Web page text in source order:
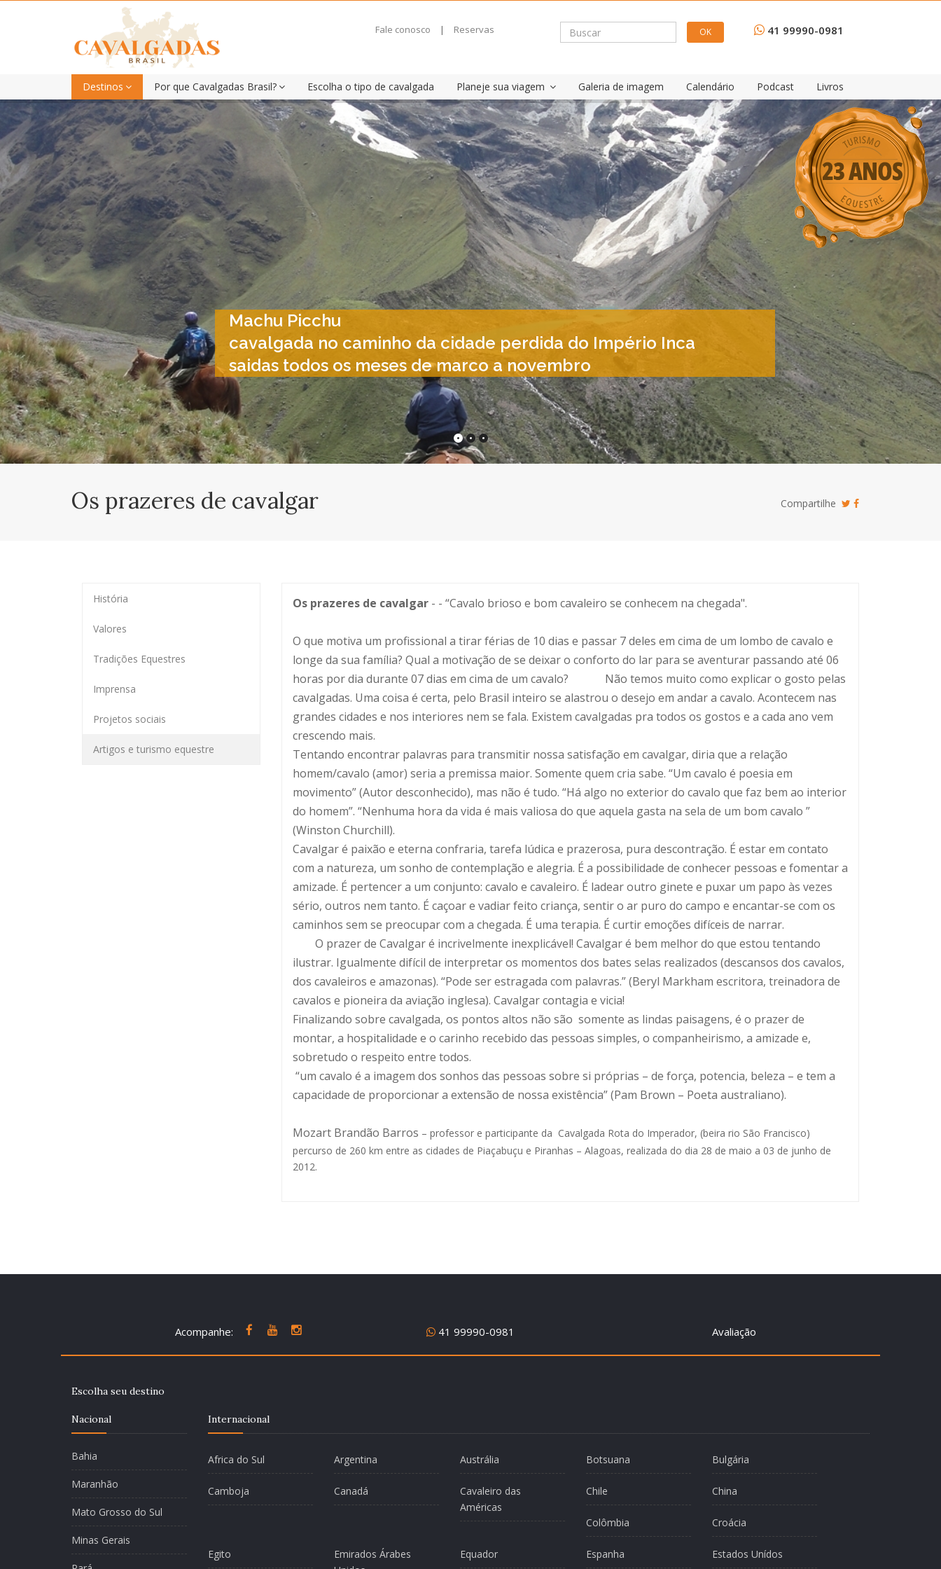
Fale conosco | Reservas 41 99990-0981
Destinos Por que Cavalgadas Brasil? Escolha o tipo de cavalgada Planeje sua viagem Galeria de imagem Calendário Podcast Livros
Machu Picchu
cavalgada no caminho da cidade perdida do Império Inca
saidas todos os meses de marco a novembro
Os prazeres de cavalgar Compartilhe
História
Valores
Tradições Equestres
Imprensa
Projetos sociais
Artigos e turismo equestre
Os prazeres de cavalgar - - “Cavalo brioso e bom cavaleiro se conhecem na chegada".
O que motiva um profissional a tirar férias de 10 dias e passar 7 deles em cima de um lombo de cavalo e
longe da sua família? Qual a motivação de se deixar o conforto do lar para se aventurar passando até 06
horas por dia durante 07 dias em cima de um cavalo? Não temos muito como explicar o gosto pelas
cavalgadas. Uma coisa é certa, pelo Brasil inteiro se alastrou o desejo em andar a cavalo. Acontecem nas
grandes cidades e nos interiores nem se fala. Existem cavalgadas pra todos os gostos e a cada ano vem
crescendo mais.
Tentando encontrar palavras para transmitir nossa satisfação em cavalgar, diria que a relação
homem/cavalo (amor) seria a premissa maior. Somente quem cria sabe. “Um cavalo é poesia em
movimento” (Autor desconhecido), mas não é tudo. “Há algo no exterior do cavalo que faz bem ao interior
do homem”. “Nenhuma hora da vida é mais valiosa do que aquela gasta na sela de um bom cavalo ”
(Winston Churchill).
Cavalgar é paixão e eterna confraria, tarefa lúdica e prazerosa, pura descontração. É estar em contato
com a natureza, um sonho de contemplação e alegria. É a possibilidade de conhecer pessoas e fomentar a
amizade. É pertencer a um conjunto: cavalo e cavaleiro. É ladear outro ginete e puxar um papo às vezes
sério, outros nem tanto. É caçoar e vadiar feito criança, sentir o ar puro do campo e encantar-se com os
caminhos sem se preocupar com a chegada. É uma terapia. É curtir emoções difíceis de narrar.
O prazer de Cavalgar é incrivelmente inexplicável! Cavalgar é bem melhor do que estou tentando
ilustrar. Igualmente difícil de interpretar os momentos dos bates selas realizados (descansos dos cavalos,
dos cavaleiros e amazonas). “Pode ser estragada com palavras.” (Beryl Markham escritora, treinadora de
cavalos e pioneira da aviação inglesa). Cavalgar contagia e vicia!
Finalizando sobre cavalgada, os pontos altos não são somente as lindas paisagens, é o prazer de
montar, a hospitalidade e o carinho recebido das pessoas simples, o companheirismo, a amizade e,
sobretudo o respeito entre todos.
“um cavalo é a imagem dos sonhos das pessoas sobre si próprias – de força, potencia, beleza – e tem a
capacidade de proporcionar a extensão de nossa existência” (Pam Brown – Poeta australiano).
Mozart Brandão Barros – professor e participante da Cavalgada Rota do Imperador, (beira rio São Francisco)
percurso de 260 km entre as cidades de Piaçabuçu e Piranhas – Alagoas, realizada do dia 28 de maio a 03 de junho de
2012.
Acompanhe: 41 99990-0981 Avaliação
Escolha seu destino
Nacional
Bahia
Maranhão
Mato Grosso do Sul
Minas Gerais
Internacional
Africa do Sul Argentina Austrália Botsuana Bulgária
Camboja Canadá
Cavaleiro das
Américas
Chile China
Colômbia Croácia
Egito
Emirados Árabes
Equador Espanha Estados Unídos